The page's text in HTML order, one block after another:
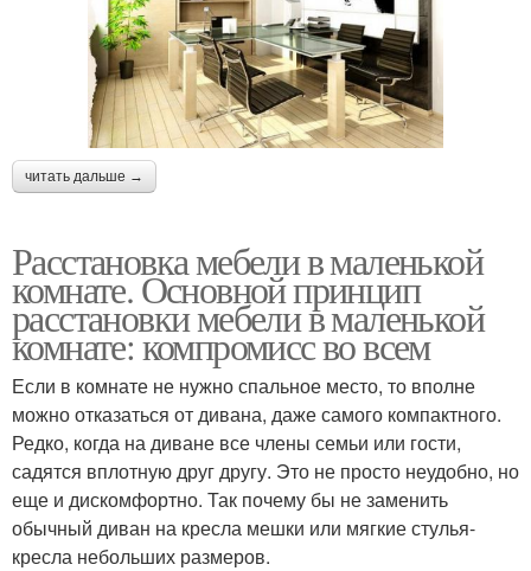
читать дальше →
Расстановка мебели в маленькой
комнате. Основной принцип
расстановки мебели в маленькой
комнате: компромисс во всем
Если в комнате не нужно спальное место, то вполне
можно отказаться от дивана, даже самого компактного.
Редко, когда на диване все члены семьи или гости,
садятся вплотную друг другу. Это не просто неудобно, но
еще и дискомфортно. Так почему бы не заменить
обычный диван на кресла мешки или мягкие стулья-
кресла небольших размеров.